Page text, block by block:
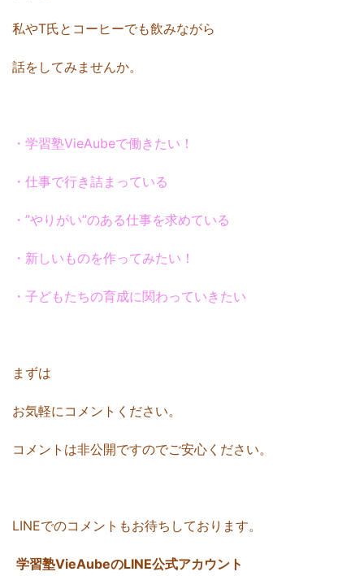
私やT氏とコーヒーでも飲みながら
話をしてみませんか。
・学習塾VieAubeで働きたい！
・仕事で行き詰まっている
・”やりがい”のある仕事を求めている
・新しいものを作ってみたい！
・子どもたちの育成に関わっていきたい
まずは
お気軽にコメントください。
コメントは非公開ですのでご安心ください。
LINEでのコメントもお待ちしております。
学習塾VieAubeのLINE公式アカウント